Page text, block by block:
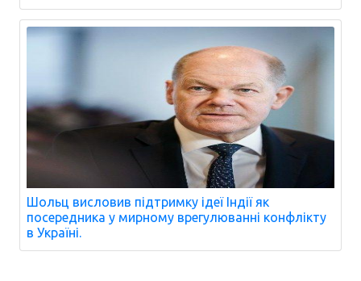
Шольц висловив підтримку ідеї Індії як
посередника у мирному врегулюванні конфлікту
в Україні.